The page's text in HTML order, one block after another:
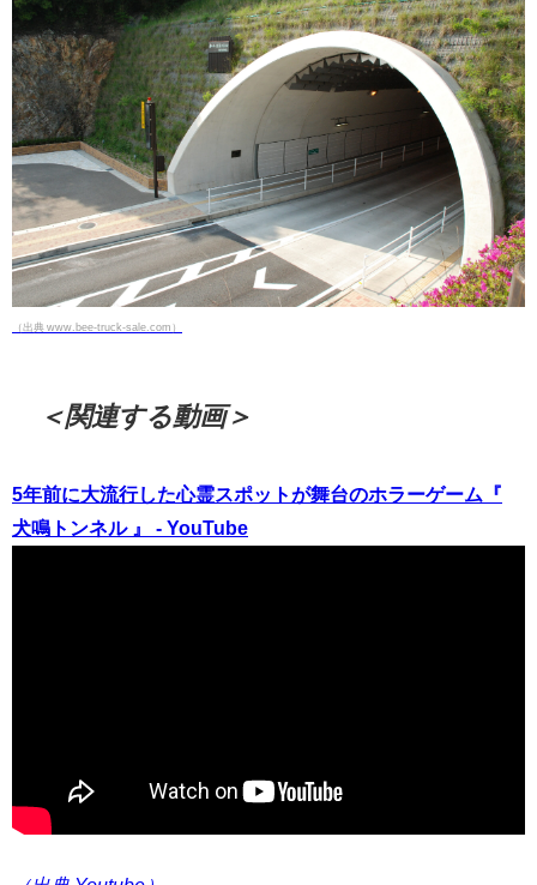
（出典 www.bee-truck-sale.com）
＜関連する動画＞
5年前に大流行した心霊スポットが舞台のホラーゲーム『
犬鳴トンネル 』 - YouTube